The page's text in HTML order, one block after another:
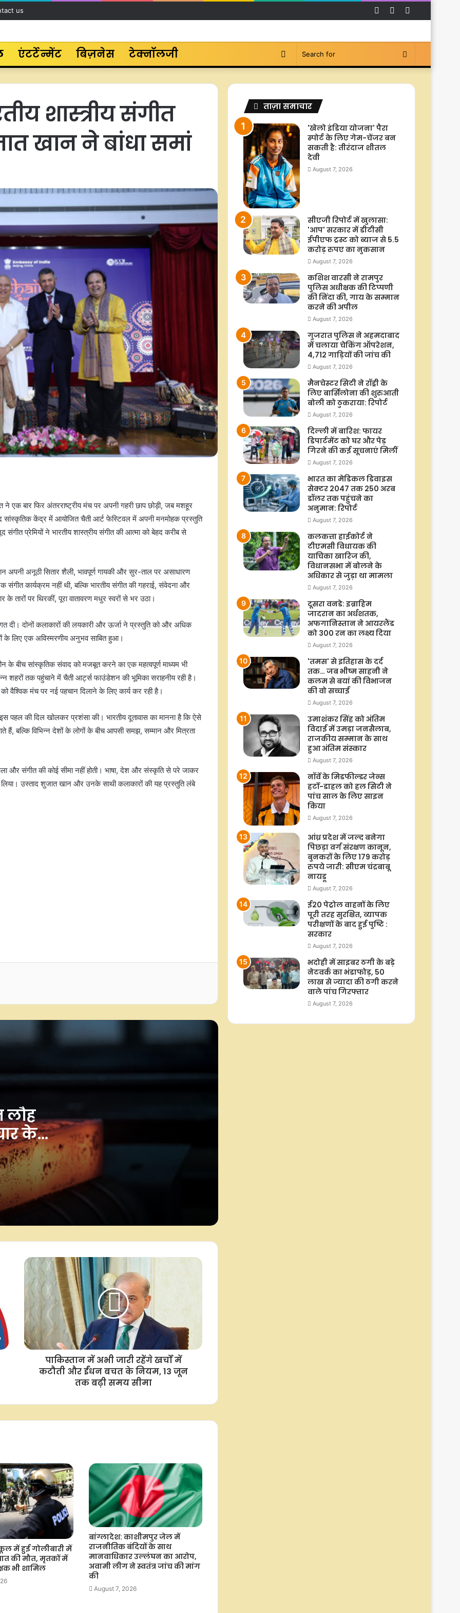
us YouTube
Facebook
एंटर्टेन्मेंट बिज़नेस टेक्नॉलजी Search
Switch
शास्त्रीय संगीत
खान ने बांधा समां
एक बार फिर अंतरराष्ट्रीय मंच पर अपनी गहरी छाप छोड़ी, जब मशहूर
सांस्कृतिक केंद्र में आयोजित चैती आर्ट फेस्टिवल में अपनी मनमोहक प्रस्तुति
प्रेमियों ने भारतीय शास्त्रीय संगीत की आत्मा को बेहद करीब से
अपनी अनूठी सितार शैली, भावपूर्ण गायकी और सुर-ताल पर असाधारण
कार्यक्रम नहीं थी, बल्कि भारतीय संगीत की गहराई, संवेदना और
तारों पर थिरकीं, पूरा वातावरण मधुर स्वरों से भर उठा।
दी। दोनों कलाकारों की लयकारी और ऊर्जा ने प्रस्तुति को और अधिक
के लिए एक अविस्मरणीय अनुभव साबित हुआ।
बीच सांस्कृतिक संवाद को मजबूत करने का एक महत्वपूर्ण माध्यम भी
शहरों तक पहुंचाने में चैती आर्ट्स फाउंडेशन की भूमिका सराहनीय रही है।
वैश्विक मंच पर नई पहचान दिलाने के लिए कार्य कर रही है।
पहल की दिल खोलकर प्रशंसा की। भारतीय दूतावास का मानना है कि ऐसे
बल्कि विभिन्न देशों के लोगों के बीच आपसी समझ, सम्मान और मित्रता
और संगीत की कोई सीमा नहीं होती। भाषा, देश और संस्कृति से परे जाकर
लिया। उस्ताद शुजात खान और उनके साथी कलाकारों की यह प्रस्तुति लंबे
लौह
के
करने की आवश्यकता पर जोर दिया
सम्‍मान, भारतीय पर‍िधानों में नजर आए
एफसीआरए हमारा आंतर‍िक मामला, बाहरी
इजरायल की पहल पर प्रधानमंत्री मोदी और
नेतन्याहू की टेलीफोन वार्ता, पश्चिम एशिया
पर हुई चर्चा : एमईए
पूरी तरह न‍िजी था शेख हसीना का कार्यक्रम,
भारतीय नाविकों की सुरक्षा सरकार की
ईरानी संसद में होर्मुज से दुश्मन जहाजों को
रोकने के लिए बिल का ड्राफ्ट पेश, नियम
तोड़ने वालों पर लगेगा जुर्माना
बांग्लादेश में जुलाई में सड़क हादसों में 416
लोगों की मौत, 629 घायल; बाइक से सबसे
अधिक दुर्घटनाएं
पाकिस्तान में अभी जारी रहेंगे खर्चों में
कटौती और ईंधन बचत के न‍ियम, 13 जून
तक बढ़ी समय सीमा
में हुई गोलीबारी में
की मौत, मृतकों में
भी शामिल
बांग्लादेश: काशीमपुर जेल में
राजनीतिक बंदियों के साथ
मानवाधिकार उल्लंघन का आरोप,
अवामी लीग ने स्वतंत्र जांच की मांग
की
August 7, 2026
ताज़ा समाचार
'खेलो इंडिया योजना' पैरा
स्पोर्ट के लिए गेम-चेंजर बन
सकती है: तीरंदाज शीतल
देवी
August 7, 2026
सीएजी रिपोर्ट में खुलासा:
'आप' सरकार में डीटीसी
ईपीएफ ट्रस्ट को ब्याज से 5.5
करोड़ रुपए का नुकसान
August 7, 2026
कशिश वारसी ने रामपुर
पुलिस अधीक्षक की टिप्पणी
की निंदा की, गाय के सम्मान
करने की अपील
August 7, 2026
गुजरात पुलिस ने अहमदाबाद
में चलाया चेकिंग ऑपरेशन,
4,712 गाड़ियों की जांच की
August 7, 2026
मैनचेस्टर सिटी ने रॉड्री के
लिए बार्सिलोना की शुरुआती
बोली को ठुकराया: रिपोर्ट
August 7, 2026
दिल्ली में बारिश: फायर
डिपार्टमेंट को घर और पेड़
गिरने की कई सूचनाएं मिलीं
August 7, 2026
भारत का मेडिकल डिवाइस
सेक्टर 2047 तक 250 अरब
डॉलर तक पहुंचने का
अनुमान: रिपोर्ट
August 7, 2026
कलकत्ता हाईकोर्ट ने
टीएमसी विधायक की
याचिका खारिज की,
विधानसभा में बोलने के
अधिकार से जुड़ा था मामला
August 7, 2026
दूसरा वनडे: इब्राहिम
जादरान का अर्धशतक,
अफगानिस्तान ने आयरलैंड
को 300 रन का लक्ष्य दिया
August 7, 2026
'तमस' से इतिहास के दर्द
तक… जब भीष्म साहनी ने
कलम से बयां की विभाजन
की वो सच्चाई
August 7, 2026
उमाशंकर सिंह को अंतिम
विदाई में उमड़ा जनसैलाब,
राजकीय सम्मान के साथ
हुआ अंतिम संस्कार
August 7, 2026
नॉर्वे के मिडफील्डर जेन्स
हर्टो-डाहल को हल सिटी ने
पांच साल के लिए साइन
किया
August 7, 2026
आंध्र प्रदेश में जल्द बनेगा
पिछड़ा वर्ग संरक्षण कानून,
बुनकरों के लिए 179 करोड़
रुपये जारी: सीएम चंद्रबाबू
नायडू
August 7, 2026
ई20 पेट्रोल वाहनों के लिए
पूरी तरह सुरक्षित, व्यापक
परीक्षणों के बाद हुई पुष्टि :
सरकार
August 7, 2026
भदोही में साइबर ठगी के बड़े
नेटवर्क का भंडाफोड़, 50
लाख से ज्यादा की ठगी करने
वाले पांच गिरफ्तार
August 7, 2026